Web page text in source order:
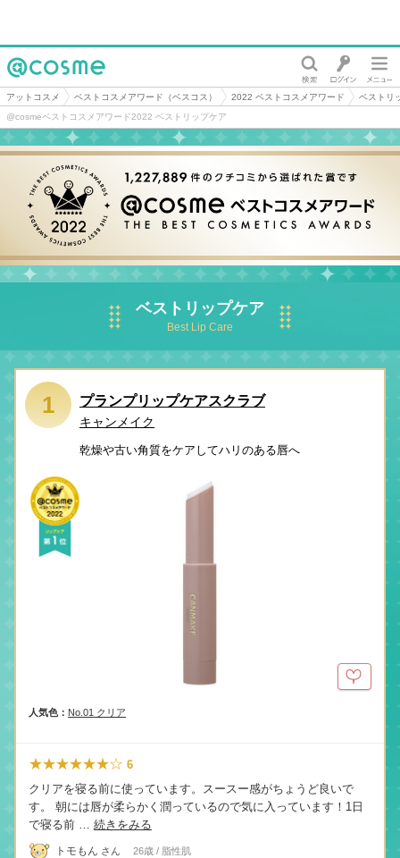
@cosme
アットコスメ ベストコスメアワード（ベスコス） 2022 ベストコスメアワード
ベストリ
@cosmeベストコスメアワード2022 ベストリップケア
ベストリップケア
Best Lip Care
1 プランプリップケアスクラブ
キャンメイク
乾燥や古い角質をケアしてハリのある唇へ
人気色： No.01 クリア
★★★★★★☆ 6
クリアを寝る前に使っています。スースー感がちょうど良いで
す。 朝には唇が柔らかく潤っているので気に入っています！1日
で寝る前 … 続きをみる
トモもん さん 26歳 / 脂性肌